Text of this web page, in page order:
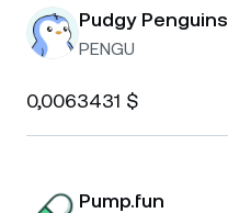
Pudgy Penguins
PENGU
0,0063431 $
Pump.fun